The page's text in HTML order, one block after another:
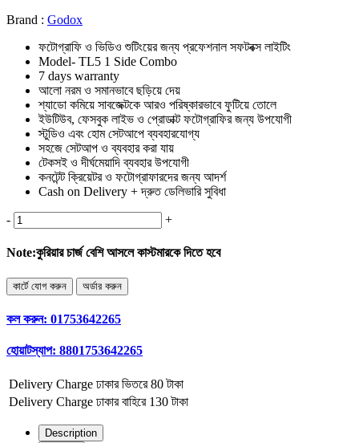
Brand : Godox
ফটোগ্রাফি ও ভিডিও শুটিংয়ের জন্য প্রফেশনাল সফটবক্স লাইটিং
Model- TL5 1 Side Combo
7 days warranty
আলো নরম ও সমানভাবে ছড়িয়ে দেয়
শ্যাডো কমিয়ে সাবজেক্টকে আরও পরিষ্কারভাবে ফুটিয়ে তোলে
ইউটিউব, ফেসবুক লাইভ ও প্রোডাক্ট ফটোগ্রাফির জন্য উপযোগী
স্টুডিও এবং হোম সেটআপে ব্যবহারযোগ্য
সহজে সেটআপ ও ব্যবহার করা যায়
টেকসই ও দীর্ঘমেয়াদি ব্যবহার উপযোগী
কনটেন্ট ক্রিয়েটর ও ফটোগ্রাফারদের জন্য আদর্শ
Cash on Delivery + দ্রুত ডেলিভারি সুবিধা
- +
Note:কুরিয়ার চার্জ বেশি আসলে কাস্টমারকে দিতে হবে
কল করুন: 01753642265
হোয়াটস্যাপ: 8801753642265
Delivery Charge ঢাকার ভিতরে 80 টাকা
Delivery Charge ঢাকার বাহিরে 130 টাকা
Description